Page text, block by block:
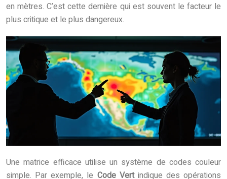
en mètres. C’est cette dernière qui est souvent le facteur le
plus critique et le plus dangereux.
Une matrice efficace utilise un système de codes couleur
simple. Par exemple, le Code Vertindique des opérations